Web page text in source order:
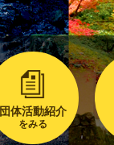
団体活動紹介
をみる